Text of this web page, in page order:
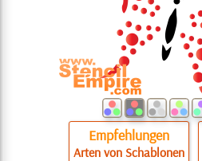
Empfehlungen
Arten von Schablonen